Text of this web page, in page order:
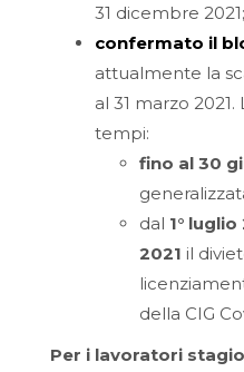
31 dicembre 2021;
confermato il
attualmente la
al 31 marzo
tempi:
fino al 30
dal 1°
2021 il
della CIG
Per i lavoratori